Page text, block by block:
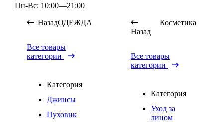
Пн-Вс: 10:00—21:00
НазадОДЕЖДА
Все товары
категории
Категория
Джинсы
Пуховик
Назад
Косметика
Все товары
категории
Категория
Уход за
лицом